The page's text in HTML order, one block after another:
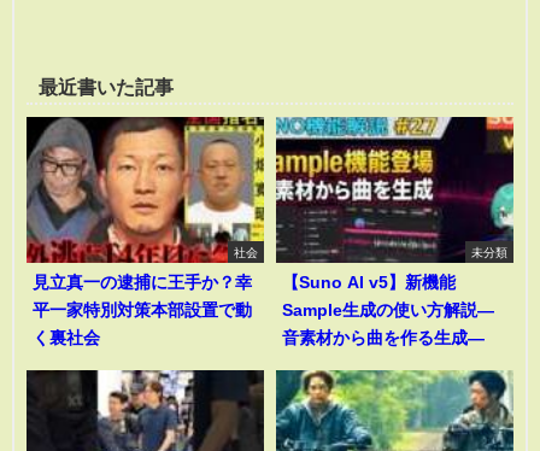
最近書いた記事
社会
見立真一の逮捕に王手か？幸
平一家特別対策本部設置で動
く裏社会
未分類
【Suno AI v5】新機能
Sample生成の使い方解説―
音素材から曲を作る生成―